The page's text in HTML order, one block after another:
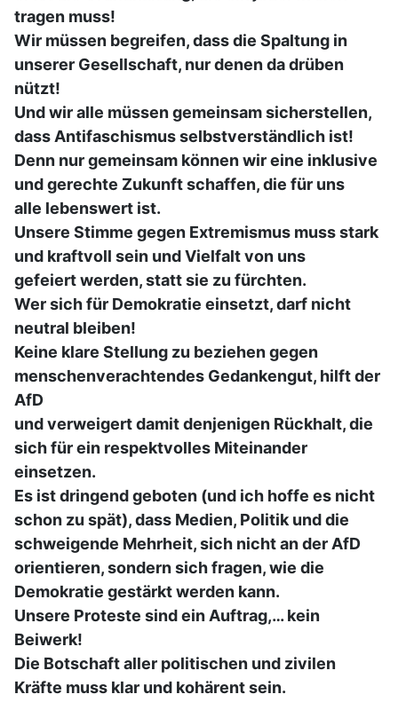
tragen muss!
Wir müssen begreifen, dass die Spaltung in
unserer Gesellschaft, nur denen da drüben
nützt!
Und wir alle müssen gemeinsam sicherstellen,
dass Antifaschismus selbstverständlich ist!
Denn nur gemeinsam können wir eine inklusive
und gerechte Zukunft schaffen, die für uns
alle lebenswert ist.
Unsere Stimme gegen Extremismus muss stark
und kraftvoll sein und Vielfalt von uns
gefeiert werden, statt sie zu fürchten.
Wer sich für Demokratie einsetzt, darf nicht
neutral bleiben!
Keine klare Stellung zu beziehen gegen
menschenverachtendes Gedankengut, hilft der
AfD
und verweigert damit denjenigen Rückhalt, die
sich für ein respektvolles Miteinander
einsetzen.
Es ist dringend geboten (und ich hoffe es nicht
schon zu spät), dass Medien, Politik und die
schweigende Mehrheit, sich nicht an der AfD
orientieren, sondern sich fragen, wie die
Demokratie gestärkt werden kann.
Unsere Proteste sind ein Auftrag,… kein
Beiwerk!
Die Botschaft aller politischen und zivilen
Kräfte muss klar und kohärent sein.